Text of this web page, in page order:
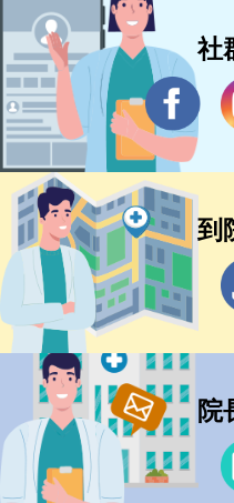
社
到
院